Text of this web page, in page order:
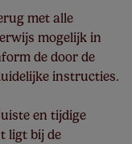
met alle
mogelijk in
de door de
instructies.
en tijdige
ligt bij de